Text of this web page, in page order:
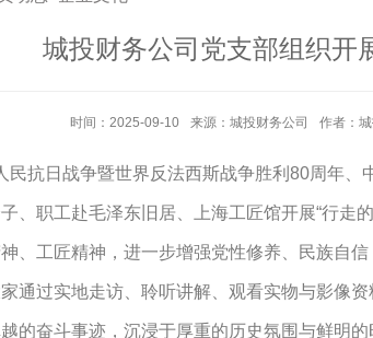
城投财务公司党支部组织开
时间：2025-09-10 来源：城投财务公司 作者：
抗日战争暨世界反法西斯战争胜利80周年、
、职工赴毛泽东旧居、上海工匠馆开展“行走
、工匠精神，进一步增强党性修养、民族自信
实地走访、聆听讲解、观看实物与影像资
的奋斗事迹，沉浸于厚重的历史氛围与鲜明的